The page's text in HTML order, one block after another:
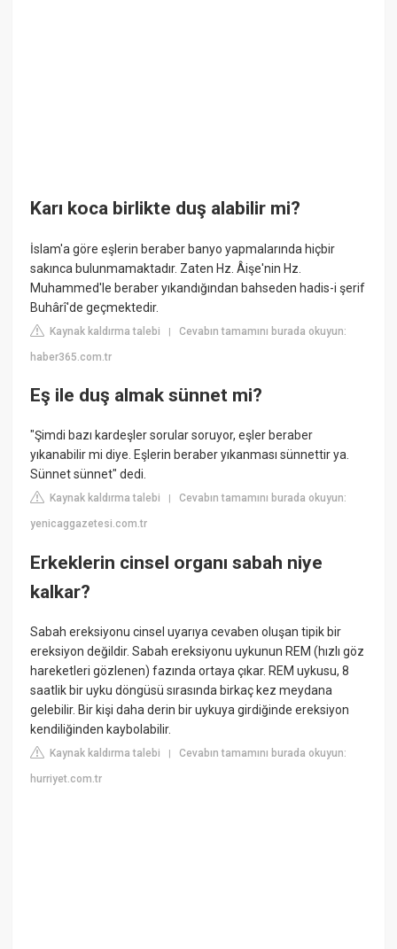
Karı koca birlikte duş alabilir mi?
İslam'a göre eşlerin beraber banyo yapmalarında hiçbir
sakınca bulunmamaktadır. Zaten Hz. Âişe'nin Hz.
Muhammed'le beraber yıkandığından bahseden hadis-i şerif
Buhârî'de geçmektedir.
Kaynak kaldırma talebi |Cevabın tamamını burada okuyun:
haber365.com.tr
Eş ile duş almak sünnet mi?
"Şimdi bazı kardeşler sorular soruyor, eşler beraber
yıkanabilir mi diye. Eşlerin beraber yıkanması sünnettir ya.
Sünnet sünnet" dedi.
Kaynak kaldırma talebi |Cevabın tamamını burada okuyun:
yenicaggazetesi.com.tr
Erkeklerin cinsel organı sabah niye
kalkar?
Sabah ereksiyonu cinsel uyarıya cevaben oluşan tipik bir
ereksiyon değildir. Sabah ereksiyonu uykunun REM (hızlı göz
hareketleri gözlenen) fazında ortaya çıkar. REM uykusu, 8
saatlik bir uyku döngüsü sırasında birkaç kez meydana
gelebilir. Bir kişi daha derin bir uykuya girdiğinde ereksiyon
kendiliğinden kaybolabilir.
Kaynak kaldırma talebi |Cevabın tamamını burada okuyun:
hurriyet.com.tr